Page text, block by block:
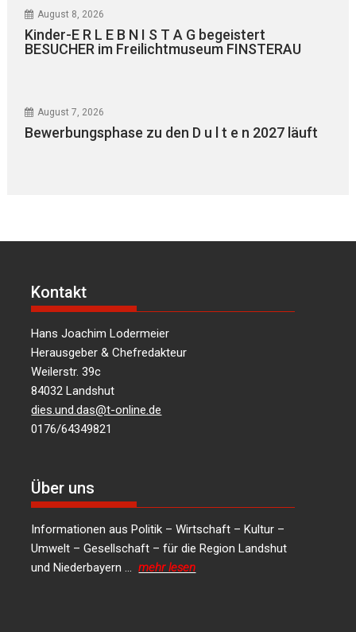
August 8, 2026
Kinder-E R L E B N I S T A G begeistert
BESUCHER im Freilichtmuseum FINSTERAU
August 7, 2026
Bewerbungsphase zu den D u l t e n 2027 läuft
Kontakt
Hans Joachim Lodermeier
Herausgeber & Chefredakteur
Weilerstr. 39c
84032 Landshut
dies.und.das@t-online.de
0176/64349821
Über uns
Informationen aus Politik – Wirtschaft – Kultur –
Umwelt – Gesellschaft – für die Region Landshut
und Niederbayern …mehr lesen